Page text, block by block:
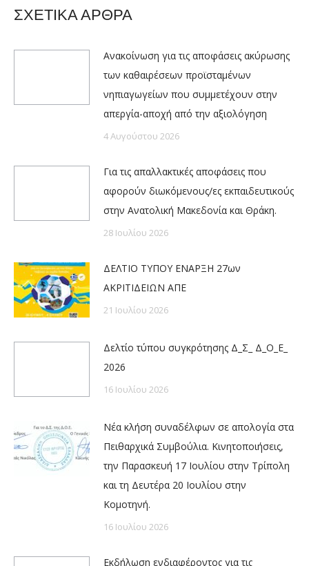
ΣΧΕΤΙΚΑ ΑΡΘΡΑ
Ανακοίνωση για τις αποφάσεις ακύρωσης
των καθαιρέσεων προϊσταμένων
νηπιαγωγείων που συμμετέχουν στην
απεργία-αποχή από την αξιολόγηση
4 Αυγούστου 2026
Για τις απαλλακτικές αποφάσεις που
αφορούν διωκόμενους/ες εκπαιδευτικούς
στην Ανατολική Μακεδονία και Θράκη.
28 Ιουλίου 2026
ΔΕΛΤΙΟ ΤΥΠΟΥ ΕΝΑΡΞΗ 27ων
ΑΚΡΙΤΙΔΕΙΩΝ ΑΠΕ
21 Ιουλίου 2026
Δελτίο τύπου συγκρότησης Δ_Σ_ Δ_Ο_Ε_
2026
16 Ιουλίου 2026
Νέα κλήση συναδέλφων σε απολογία στα
Πειθαρχικά Συμβούλια. Κινητοποιήσεις,
την Παρασκευή 17 Ιουλίου στην Τρίπολη
και τη Δευτέρα 20 Ιουλίου στην
Κομοτηνή.
16 Ιουλίου 2026
Εκδήλωση ενδιαφέροντος για τις